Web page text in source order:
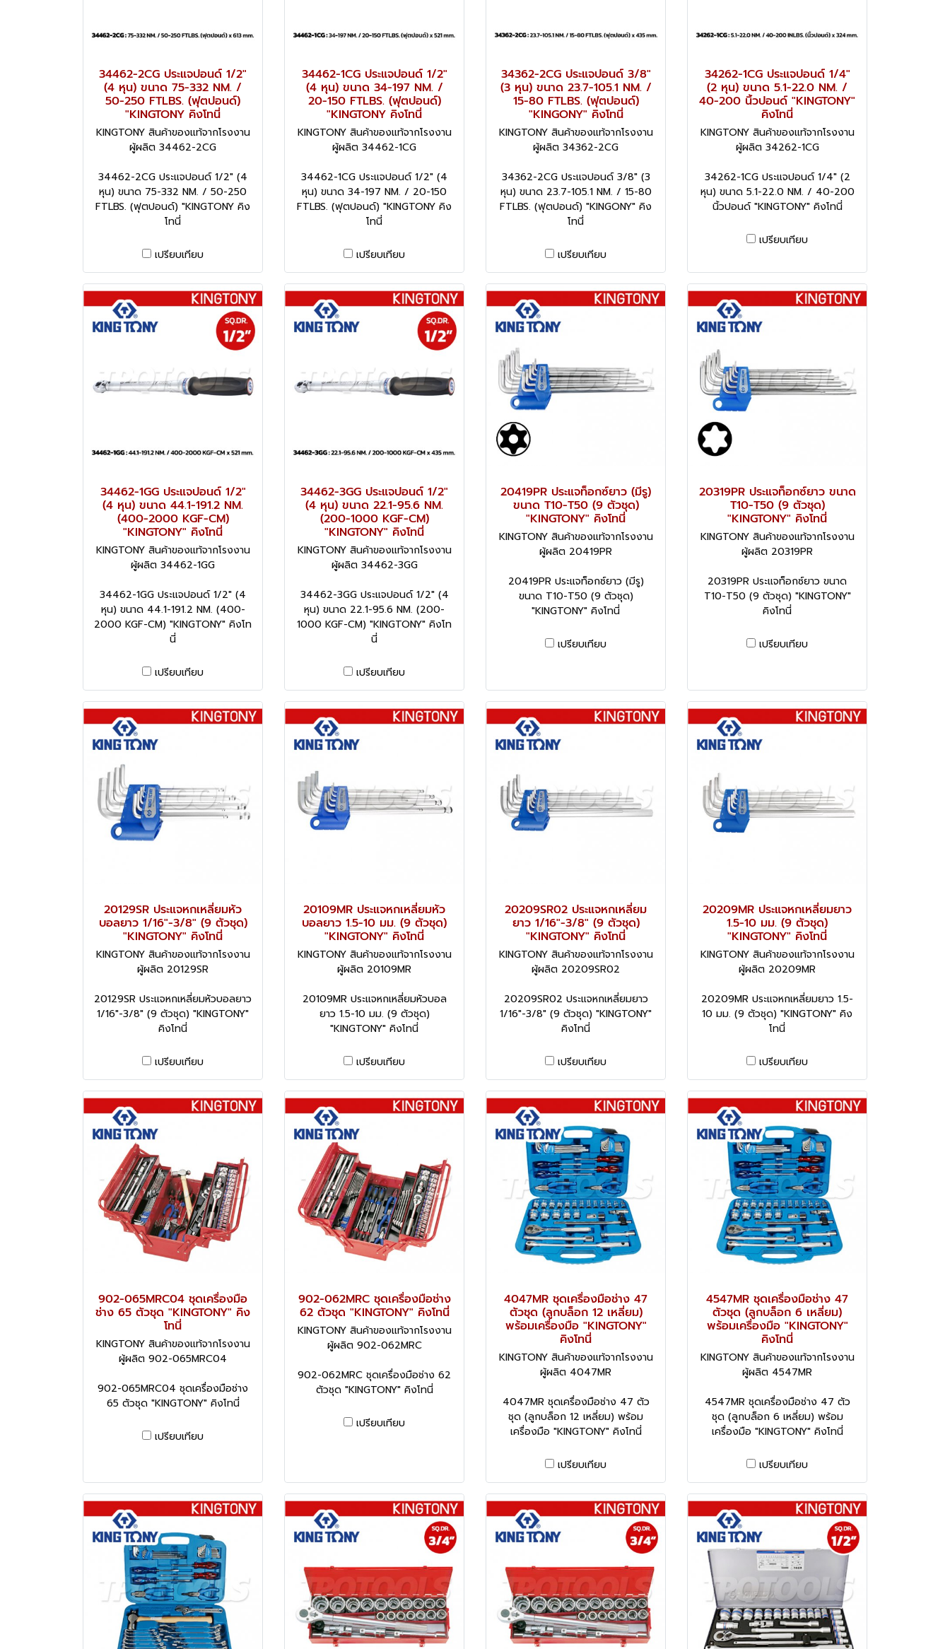
34462-2CG ประแจปอนด์ 1/2"
(4 หุน) ขนาด 75-332 NM. /
50-250 FTLBS. (ฟุตปอนด์)
"KINGTONY คิงโทนี่
KINGTONY สินค้าของแท้จากโรงงาน
ผู้ผลิต 34462-2CG
34462-2CG ประแจปอนด์ 1/2" (4
หุน) ขนาด 75-332 NM. / 50-250
FTLBS. (ฟุตปอนด์) "KINGTONY คิง
โทนี่
เปรียบเทียบ
34462-1CG ประแจปอนด์ 1/2"
(4 หุน) ขนาด 34-197 NM. /
20-150 FTLBS. (ฟุตปอนด์)
"KINGTONY คิงโทนี่
KINGTONY สินค้าของแท้จากโรงงาน
ผู้ผลิต 34462-1CG
34462-1CG ประแจปอนด์ 1/2" (4
หุน) ขนาด 34-197 NM. / 20-150
FTLBS. (ฟุตปอนด์) "KINGTONY คิง
โทนี่
เปรียบเทียบ
34362-2CG ประแจปอนด์ 3/8"
(3 หุน) ขนาด 23.7-105.1 NM. /
15-80 FTLBS. (ฟุตปอนด์)
"KINGONY" คิงโทนี่
KINGTONY สินค้าของแท้จากโรงงาน
ผู้ผลิต 34362-2CG
34362-2CG ประแจปอนด์ 3/8" (3
หุน) ขนาด 23.7-105.1 NM. / 15-80
FTLBS. (ฟุตปอนด์) "KINGONY" คิง
โทนี่
เปรียบเทียบ
34262-1CG ประแจปอนด์ 1/4"
(2 หุน) ขนาด 5.1-22.0 NM. /
40-200 นิ้วปอนด์ "KINGTONY"
คิงโทนี่
KINGTONY สินค้าของแท้จากโรงงาน
ผู้ผลิต 34262-1CG
34262-1CG ประแจปอนด์ 1/4" (2
หุน) ขนาด 5.1-22.0 NM. / 40-200
นิ้วปอนด์ "KINGTONY" คิงโทนี่
เปรียบเทียบ
34462-1GG ประแจปอนด์ 1/2"
(4 หุน) ขนาด 44.1-191.2 NM.
(400-2000 KGF-CM)
"KINGTONY" คิงโทนี่
KINGTONY สินค้าของแท้จากโรงงาน
ผู้ผลิต 34462-1GG
34462-1GG ประแจปอนด์ 1/2" (4
หุน) ขนาด 44.1-191.2 NM. (400-
2000 KGF-CM) "KINGTONY" คิงโท
นี่
เปรียบเทียบ
34462-3GG ประแจปอนด์ 1/2"
(4 หุน) ขนาด 22.1-95.6 NM.
(200-1000 KGF-CM)
"KINGTONY" คิงโทนี่
KINGTONY สินค้าของแท้จากโรงงาน
ผู้ผลิต 34462-3GG
34462-3GG ประแจปอนด์ 1/2" (4
หุน) ขนาด 22.1-95.6 NM. (200-
1000 KGF-CM) "KINGTONY" คิงโท
นี่
เปรียบเทียบ
20419PR ประแจท็อกซ์ยาว (มีรู)
ขนาด T10-T50 (9 ตัวชุด)
"KINGTONY" คิงโทนี่
KINGTONY สินค้าของแท้จากโรงงาน
ผู้ผลิต 20419PR
20419PR ประแจท็อกซ์ยาว (มีรู)
ขนาด T10-T50 (9 ตัวชุด)
"KINGTONY" คิงโทนี่
เปรียบเทียบ
20319PR ประแจท็อกซ์ยาว ขนาด
T10-T50 (9 ตัวชุด)
"KINGTONY" คิงโทนี่
KINGTONY สินค้าของแท้จากโรงงาน
ผู้ผลิต 20319PR
20319PR ประแจท็อกซ์ยาว ขนาด
T10-T50 (9 ตัวชุด) "KINGTONY"
คิงโทนี่
เปรียบเทียบ
20129SR ประแจหกเหลี่ยมหัว
บอลยาว 1/16"-3/8" (9 ตัวชุด)
"KINGTONY" คิงโทนี่
KINGTONY สินค้าของแท้จากโรงงาน
ผู้ผลิต 20129SR
20129SR ประแจหกเหลี่ยมหัวบอลยาว
1/16"-3/8" (9 ตัวชุด) "KINGTONY"
คิงโทนี่
เปรียบเทียบ
20109MR ประแจหกเหลี่ยมหัว
บอลยาว 1.5-10 มม. (9 ตัวชุด)
"KINGTONY" คิงโทนี่
KINGTONY สินค้าของแท้จากโรงงาน
ผู้ผลิต 20109MR
20109MR ประแจหกเหลี่ยมหัวบอล
ยาว 1.5-10 มม. (9 ตัวชุด)
"KINGTONY" คิงโทนี่
เปรียบเทียบ
20209SR02 ประแจหกเหลี่ยม
ยาว 1/16"-3/8" (9 ตัวชุด)
"KINGTONY" คิงโทนี่
KINGTONY สินค้าของแท้จากโรงงาน
ผู้ผลิต 20209SR02
20209SR02 ประแจหกเหลี่ยมยาว
1/16"-3/8" (9 ตัวชุด) "KINGTONY"
คิงโทนี่
เปรียบเทียบ
20209MR ประแจหกเหลี่ยมยาว
1.5-10 มม. (9 ตัวชุด)
"KINGTONY" คิงโทนี่
KINGTONY สินค้าของแท้จากโรงงาน
ผู้ผลิต 20209MR
20209MR ประแจหกเหลี่ยมยาว 1.5-
10 มม. (9 ตัวชุด) "KINGTONY" คิง
โทนี่
เปรียบเทียบ
902-065MRC04 ชุดเครื่องมือ
ช่าง 65 ตัวชุด "KINGTONY" คิง
โทนี่
KINGTONY สินค้าของแท้จากโรงงาน
ผู้ผลิต 902-065MRC04
902-065MRC04 ชุดเครื่องมือช่าง
65 ตัวชุด "KINGTONY" คิงโทนี่
เปรียบเทียบ
902-062MRC ชุดเครื่องมือช่าง
62 ตัวชุด "KINGTONY" คิงโทนี่
KINGTONY สินค้าของแท้จากโรงงาน
ผู้ผลิต 902-062MRC
902-062MRC ชุดเครื่องมือช่าง 62
ตัวชุด "KINGTONY" คิงโทนี่
เปรียบเทียบ
4047MR ชุดเครื่องมือช่าง 47
ตัวชุด (ลูกบล็อก 12 เหลี่ยม)
พร้อมเครื่องมือ "KINGTONY"
คิงโทนี่
KINGTONY สินค้าของแท้จากโรงงาน
ผู้ผลิต 4047MR
4047MR ชุดเครื่องมือช่าง 47 ตัว
ชุด (ลูกบล็อก 12 เหลี่ยม) พร้อม
เครื่องมือ "KINGTONY" คิงโทนี่
เปรียบเทียบ
4547MR ชุดเครื่องมือช่าง 47
ตัวชุด (ลูกบล็อก 6 เหลี่ยม)
พร้อมเครื่องมือ "KINGTONY"
คิงโทนี่
KINGTONY สินค้าของแท้จากโรงงาน
ผู้ผลิต 4547MR
4547MR ชุดเครื่องมือช่าง 47 ตัว
ชุด (ลูกบล็อก 6 เหลี่ยม) พร้อม
เครื่องมือ "KINGTONY" คิงโทนี่
เปรียบเทียบ